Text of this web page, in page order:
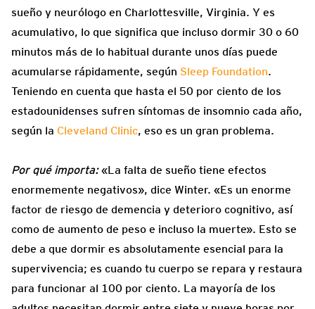
sueño y neurólogo en Charlottesville, Virginia. Y es
acumulativo, lo que significa que incluso dormir 30 o 60
minutos más de lo habitual durante unos días puede
acumularse rápidamente, según Sleep Foundation.
Teniendo en cuenta que hasta el 50 por ciento de los
estadounidenses sufren síntomas de insomnio cada año,
según la Cleveland Clinic, eso es un gran problema.
Por qué importa:«La falta de sueño tiene efectos
enormemente negativos», dice Winter. «Es un enorme
factor de riesgo de demencia y deterioro cognitivo, así
como de aumento de peso e incluso la muerte». Esto se
debe a que dormir es absolutamente esencial para la
supervivencia; es cuando tu cuerpo se repara y restaura
para funcionar al 100 por ciento. La mayoría de los